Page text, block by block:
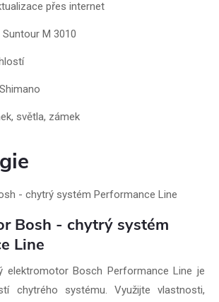
přes internet
M 3010
světla, zámek
Bosh - chytrý systém
Line
elektromotor Bosch Performance Line je
chytrého systému. Využijte vlastnosti,